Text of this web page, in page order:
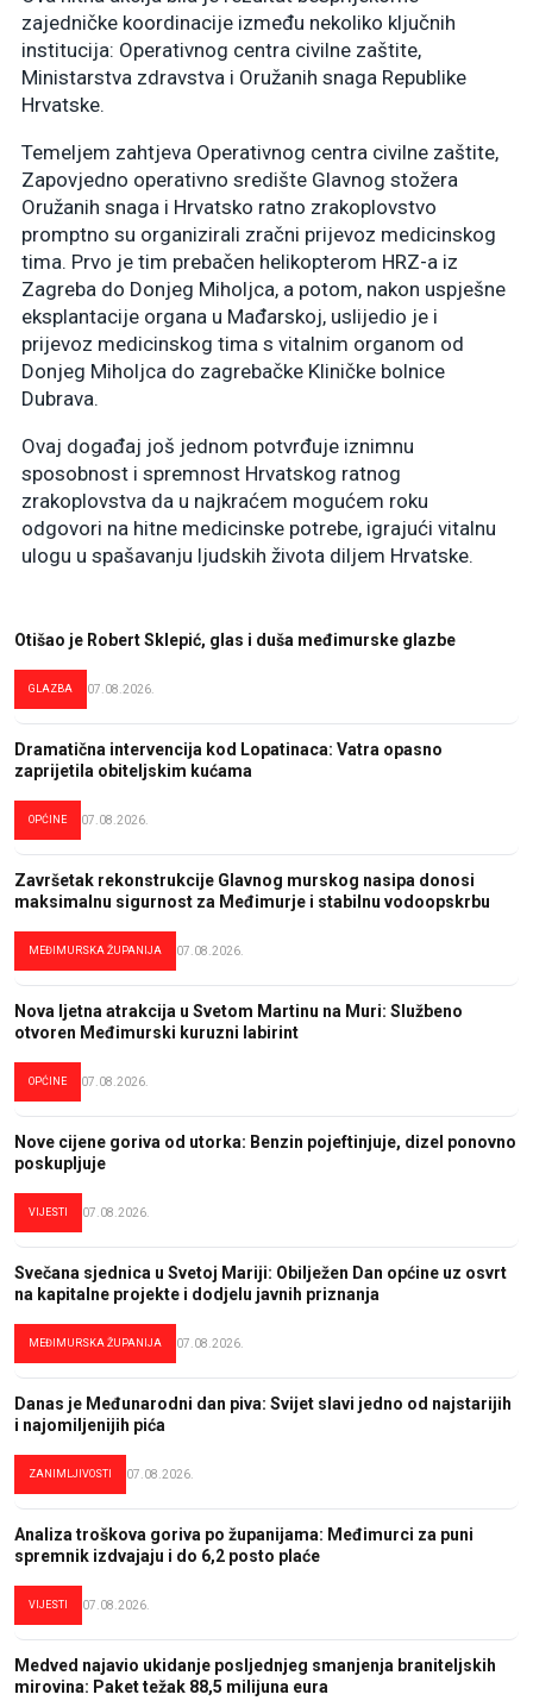
zajedničke koordinacije između nekoliko ključnih
institucija: Operativnog centra civilne zaštite,
Ministarstva zdravstva i Oružanih snaga Republike
Hrvatske.
Temeljem zahtjeva Operativnog centra civilne zaštite,
Zapovjedno operativno središte Glavnog stožera
Oružanih snaga i Hrvatsko ratno zrakoplovstvo
promptno su organizirali zračni prijevoz medicinskog
tima. Prvo je tim prebačen helikopterom HRZ-a iz
Zagreba do Donjeg Miholjca, a potom, nakon uspješne
eksplantacije organa u Mađarskoj, uslijedio je i
prijevoz medicinskog tima s vitalnim organom od
Donjeg Miholjca do zagrebačke Kliničke bolnice
Dubrava.
Ovaj događaj još jednom potvrđuje iznimnu
sposobnost i spremnost Hrvatskog ratnog
zrakoplovstva da u najkraćem mogućem roku
odgovori na hitne medicinske potrebe, igrajući vitalnu
ulogu u spašavanju ljudskih života diljem Hrvatske.
Otišao je Robert Sklepić, glas i duša međimurske glazbe
GLAZBA 07.08.2026.
Dramatična intervencija kod Lopatinaca: Vatra opasno
zaprijetila obiteljskim kućama
OPĆINE 07.08.2026.
Završetak rekonstrukcije Glavnog murskog nasipa donosi
maksimalnu sigurnost za Međimurje i stabilnu vodoopskrbu
MEĐIMURSKA ŽUPANIJA 07.08.2026.
Nova ljetna atrakcija u Svetom Martinu na Muri: Službeno
otvoren Međimurski kuruzni labirint
OPĆINE 07.08.2026.
Nove cijene goriva od utorka: Benzin pojeftinjuje, dizel ponovno
poskupljuje
VIJESTI 07.08.2026.
Svečana sjednica u Svetoj Mariji: Obilježen Dan općine uz osvrt
na kapitalne projekte i dodjelu javnih priznanja
MEĐIMURSKA ŽUPANIJA 07.08.2026.
Danas je Međunarodni dan piva: Svijet slavi jedno od najstarijih
i najomiljenijih pića
ZANIMLJIVOSTI 07.08.2026.
Analiza troškova goriva po županijama: Međimurci za puni
spremnik izdvajaju i do 6,2 posto plaće
VIJESTI 07.08.2026.
Medved najavio ukidanje posljednjeg smanjenja braniteljskih
mirovina: Paket težak 88,5 milijuna eura